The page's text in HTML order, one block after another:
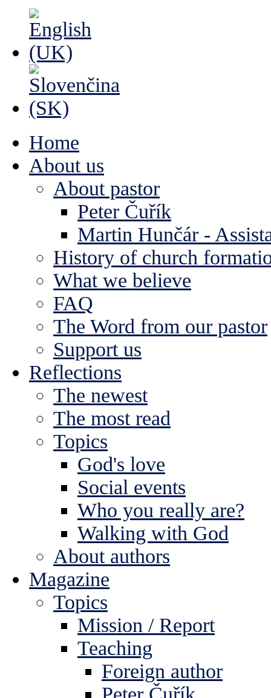
Home
About us
About pastor
Peter Čuřík
Martin Hunčár -
History of church
What we believe
FAQ
The Word from our pastor
Support us
Reflections
The newest
The most read
Topics
God's love
Social events
Who you really are?
Walking with God
About authors
Magazine
Topics
Mission / Report
Teaching
Foreign author